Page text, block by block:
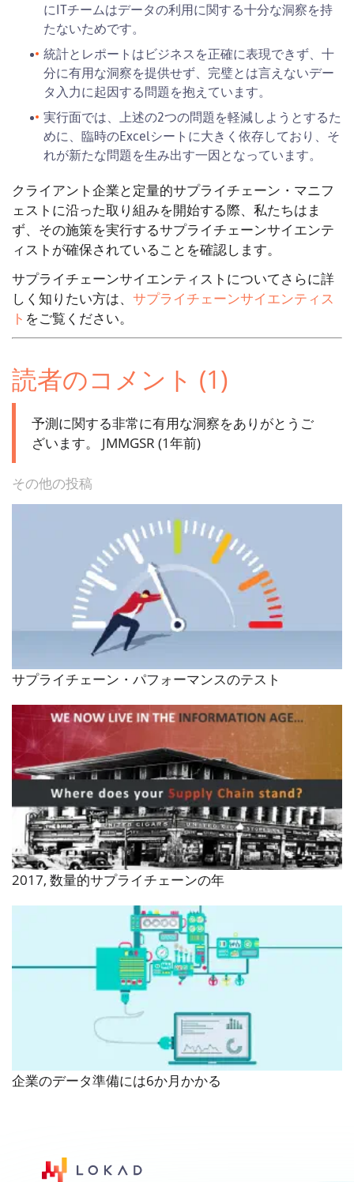
にITチームはデータの利用に関する十分な洞察を持
たないためです。
統計とレポートはビジネスを正確に表現できず、十
分に有用な洞察を提供せず、完璧とは言えないデー
タ入力に起因する問題を抱えています。
実行面では、上述の2つの問題を軽減しようとするた
めに、臨時のExcelシートに大きく依存しており、そ
れが新たな問題を生み出す一因となっています。
クライアント企業と定量的サプライチェーン・マニフ
ェストに沿った取り組みを開始する際、私たちはま
ず、その施策を実行するサプライチェーンサイエンテ
ィストが確保されていることを確認します。
サプライチェーンサイエンティストについてさらに詳
しく知りたい方は、 サプライチェーンサイエンティス
ト をご覧ください。
読者のコメント (1)
予測に関する非常に有用な洞察をありがとうご
ざいます。 JMMGSR (1年前)
その他の投稿
サプライチェーン・パフォーマンスのテスト
2017, 数量的サプライチェーンの年
企業のデータ準備には6か月かかる